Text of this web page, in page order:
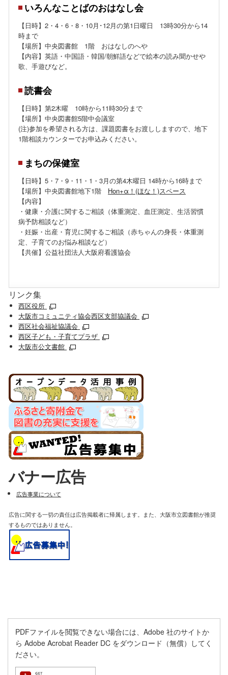
いろんなことばのおはなし会
【日時】2・4・6・8・10月･12月の第1日曜日 13時30分から14
時まで
【場所】中央図書館 1階 おはなしのへや
【内容】英語・中国語・韓国/朝鮮語などで絵本の読み聞かせや
歌、手遊びなど。
読書会
【日時】第2木曜 10時から11時30分まで
【場所】中央図書館5階中会議室
(注)参加を希望される方は、課題図書をお渡ししますので、地下
1階相談カウンターでお申込みください。
まちの保健室
【日時】5・7・9・11・1・3月の第4木曜日 14時から16時まで
【場所】中央図書館地下1階 Hon+α！(ほな！)スペース
【内容】
・健康・介護に関するご相談（体重測定、血圧測定、生活習慣
病予防相談など）
・妊娠・出産・育児に関するご相談（赤ちゃんの身長・体重測
定、子育てのお悩み相談など）
【共催】公益社団法人大阪府看護協会
リンク集
西区役所
大阪市コミュニティ協会西区支部協議会
西区社会福祉協議会
西区子ども・子育てプラザ
大阪市公文書館
バナー広告
広告事業について
広告に関する一切の責任は広告掲載者に帰属します。また、大阪市立図書館が推奨
するものではありません。
PDFファイルを閲覧できない場合には、Adobe 社のサイトか
ら Adobe Acrobat Reader DC をダウンロード（無償）してく
ださい。